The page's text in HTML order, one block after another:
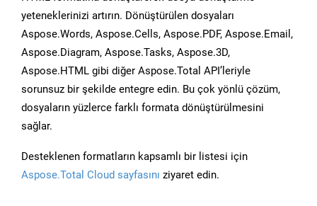
yeteneklerinizi artırın. Dönüştürülen dosyaları
Aspose.Words, Aspose.Cells, Aspose.PDF, Aspose.Email,
Aspose.Diagram, Aspose.Tasks, Aspose.3D,
Aspose.HTML gibi diğer Aspose.Total API’leriyle
sorunsuz bir şekilde entegre edin. Bu çok yönlü çözüm,
dosyaların yüzlerce farklı formata dönüştürülmesini
sağlar.
Desteklenen formatların kapsamlı bir listesi için
Aspose.Total Cloud sayfasını ziyaret edin.